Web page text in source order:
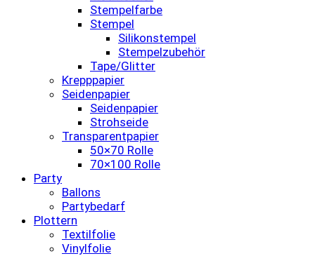
Stempelfarbe
Stempel
Silikonstempel
Stempelzubehör
Tape/Glitter
Krepppapier
Seidenpapier
Seidenpapier
Strohseide
Transparentpapier
50×70 Rolle
70×100 Rolle
Party
Ballons
Partybedarf
Plottern
Textilfolie
Vinylfolie